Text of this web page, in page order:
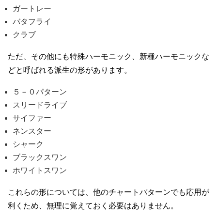
ガートレー
バタフライ
クラブ
ただ、その他にも特殊ハーモニック、新種ハーモニックな
どと呼ばれる派生の形があります。
５－０パターン
スリードライブ
サイファー
ネンスター
シャーク
ブラックスワン
ホワイトスワン
これらの形については、他のチャートパターンでも応用が
利くため、無理に覚えておく必要はありません。